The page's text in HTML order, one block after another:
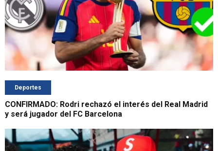
Deportes
CONFIRMADO: Rodri rechazó el interés del Real Madrid
y será jugador del FC Barcelona